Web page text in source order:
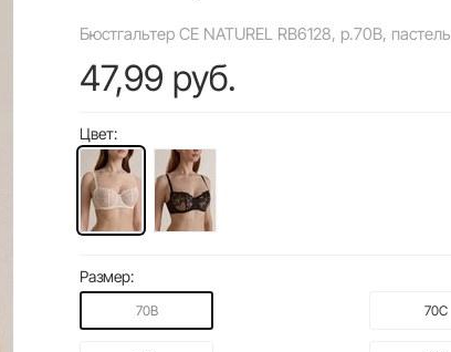
Бюстгальтер CE NATUREL RB6128, р.70B, пастель
47,99 руб.
Цвет:
Размер:
70B 70C